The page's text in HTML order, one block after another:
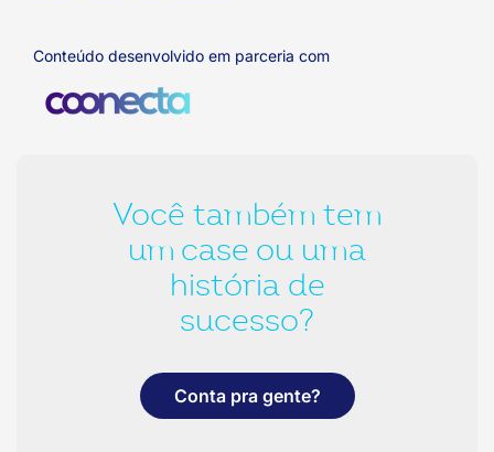
Conteúdo desenvolvido em parceria com
Você também tem
um case ou uma
história de
sucesso?
Conta pra gente?